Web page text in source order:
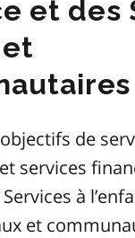
et des
de
services
à
et